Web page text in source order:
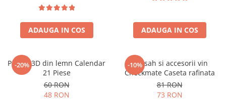
ADAUGA IN COS ADAUGA IN COS
-20%
Puzzle 3D din lemn Calendar
21 Piese
60 RON
48 RON
-10%
Set sah si accesorii vin
Checkmate Caseta rafinata
81 RON
73 RON